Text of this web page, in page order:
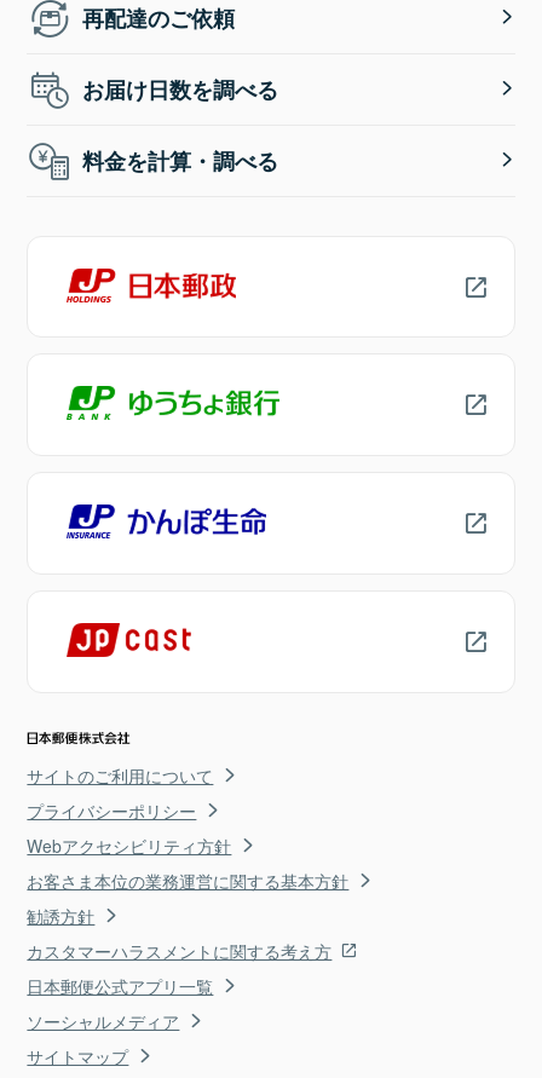
再配達のご依頼
お届け日数を調べる
料金を計算・調べる
サイトのご利用について
プライバシーポリシー
Webアクセシビリティ方針
お客さま本位の業務運営に関する基本方針
勧誘方針
カスタマーハラスメントに関する考え方
日本郵便公式アプリ一覧
ソーシャルメディア
サイトマップ